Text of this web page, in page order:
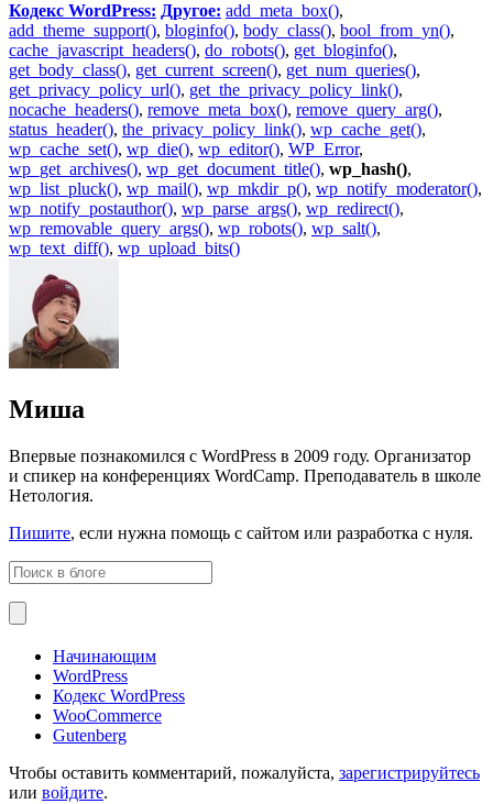
Кодекс WordPress: Другое: add_meta_box(),
add_theme_support(), bloginfo(), body_class(), bool_from_yn(),
cache_javascript_headers(), do_robots(), get_bloginfo(),
get_body_class(), get_current_screen(), get_num_queries(),
get_privacy_policy_url(), get_the_privacy_policy_link(),
nocache_headers(), remove_meta_box(), remove_query_arg(),
status_header(), the_privacy_policy_link(), wp_cache_get(),
wp_cache_set(), wp_die(), wp_editor(), WP_Error,
wp_get_archives(), wp_get_document_title(), wp_hash(),
wp_list_pluck(), wp_mail(), wp_mkdir_p(), wp_notify_moderator(),
wp_notify_postauthor(), wp_parse_args(), wp_redirect(),
wp_removable_query_args(), wp_robots(), wp_salt(),
wp_text_diff(), wp_upload_bits()
Миша
Впервые познакомился с WordPress в 2009 году. Организатор
и спикер на конференциях WordCamp. Преподаватель в школе
Нетология.
Пишите, если нужна помощь с сайтом или разработка с нуля.
Начинающим
WordPress
Кодекс WordPress
WooCommerce
Gutenberg
Чтобы оставить комментарий, пожалуйста, зарегистрируйтесь
или войдите.